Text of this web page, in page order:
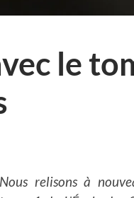
le
Nous relisons à